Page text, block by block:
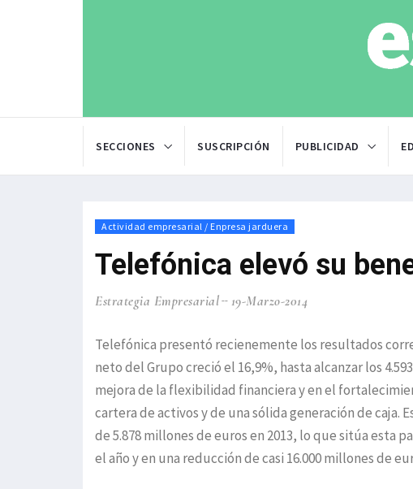
SECCIONES SUSCRIPCIÓN PUBLICIDAD
Actividad empresarial / Enpresa jarduera
Telefónica elevó su
Estrategia Empresarial 19-Marzo-2014
Telefónica presentó recienemente los resultados
neto del Grupo creció el 16,9%, hasta alcanzar los
mejora de la flexibilidad financiera y en el
cartera de activos y de una sólida generación de caja.
de 5.878 millones de euros en 2013, lo que sitúa
el año y en una reducción de casi 16.000 millones de